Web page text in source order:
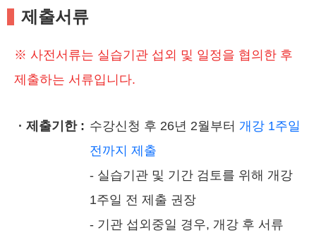
제출서류
※ 사전서류는 실습기관 섭외 및 일정을 협의한 후
제출하는 서류입니다.
· 제출기한 : 수강신청 후 26년 2월부터 개강 1주일
전까지 제출
- 실습기관 및 기간 검토를 위해 개강
1주일 전 제출 권장
- 기관 섭외중일 경우, 개강 후 서류